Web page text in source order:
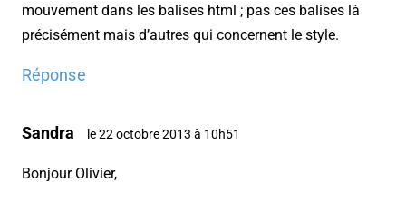
mouvement dans les balises html ; pas ces balises là
précisément mais d’autres qui concernent le style.
Réponse
Sandra le 22 octobre 2013 à 10h51
Bonjour Olivier,